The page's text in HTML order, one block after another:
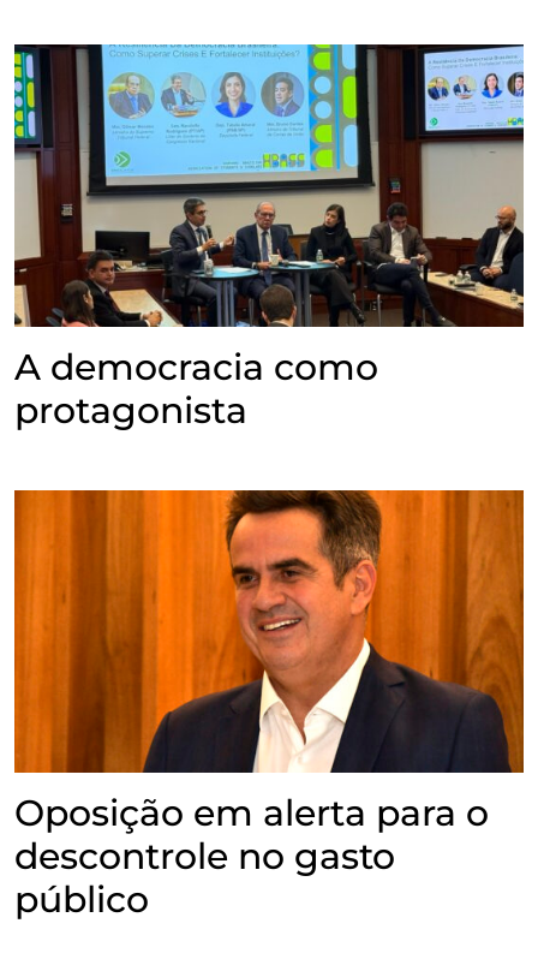
A democracia como
protagonista
Oposição em alerta para o
descontrole no gasto
público